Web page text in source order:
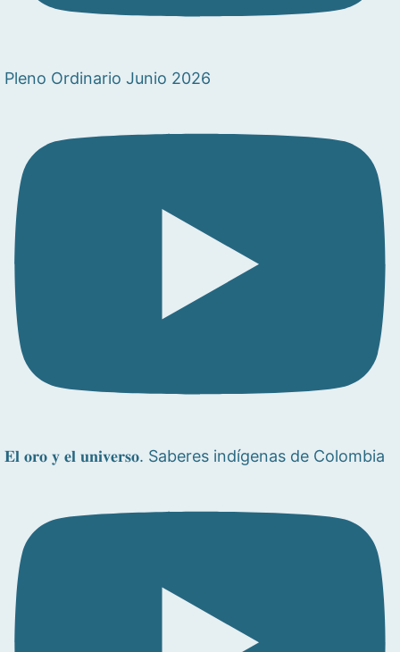
Pleno Ordinario Junio 2026
𝐄𝐥 𝐨𝐫𝐨 𝐲 𝐞𝐥 𝐮𝐧𝐢𝐯𝐞𝐫𝐬𝐨. Saberes indígenas de Colombia